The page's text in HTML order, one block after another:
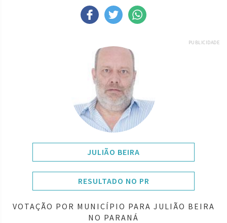
PUBLICIDADE
JULIÃO BEIRA
RESULTADO NO PR
VOTAÇÃO POR MUNICÍPIO PARA JULIÃO BEIRA
NO PARANÁ